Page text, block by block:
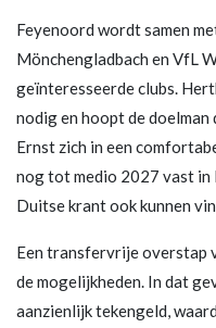
Feyenoord wordt samen
Mönchengladbach en VfL
geïnteresseerde clubs.
nodig en hoopt de
Ernst zich in een
nog tot medio 2027 vast in
Duitse krant ook kunnen
Een transfervrije overstap
de mogelijkheden. In dat
aanzienlijk tekengeld,